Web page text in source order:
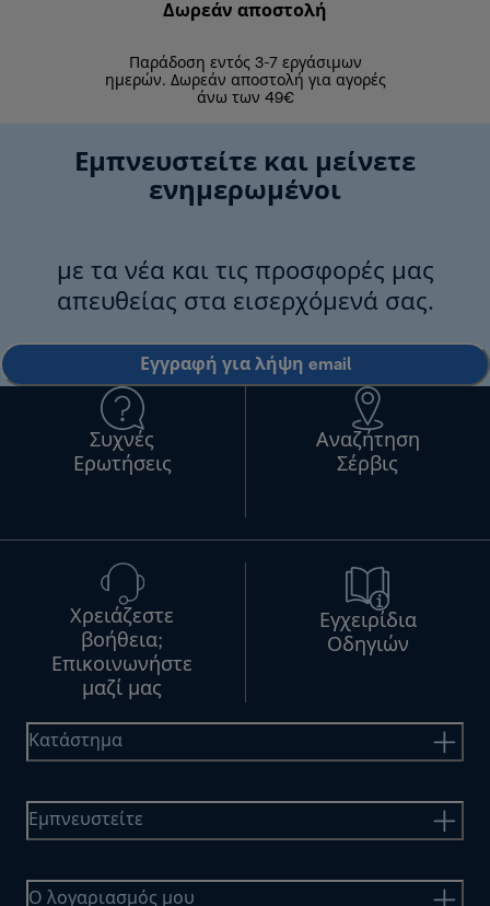
Δωρεάν αποστολή
Παράδοση εντός 3-7 εργάσιμων
ημερών. Δωρεάν αποστολή για αγορές
άνω των 49€
Εμπνευστείτε και μείνετε
ενημερωμένοι
με τα νέα και τις προσφορές μας
απευθείας στα εισερχόμενά σας.
Εγγραφή για λήψη email
Συχνές
Ερωτήσεις
Αναζήτηση
Σέρβις
Χρειάζεστε
βοήθεια;
Επικοινωνήστε
μαζί μας
Εγχειρίδια
Οδηγιών
Κατάστημα
Εμπνευστείτε
Ο λογαριασμός μου